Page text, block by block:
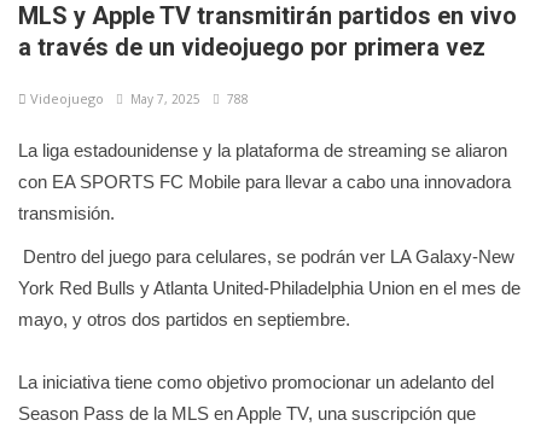
MLS y Apple TV transmitirán partidos en vivo
a través de un videojuego por primera vez
Videojuego May 7, 2025 788
La liga estadounidense y la plataforma de streaming se aliaron
con EA SPORTS FC Mobile para llevar a cabo una innovadora
transmisión.
Dentro del juego para celulares, se podrán ver LA Galaxy-New
York Red Bulls y Atlanta United-Philadelphia Union en el mes de
mayo, y otros dos partidos en septiembre.
La iniciativa tiene como objetivo promocionar un adelanto del
Season Pass de la MLS en Apple TV, una suscripción que